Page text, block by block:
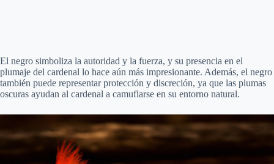
El negro simboliza la autoridad y la fuerza, y su presencia en el
plumaje del cardenal lo hace aún más impresionante. Además, el negro
también puede representar protección y discreción, ya que las plumas
oscuras ayudan al cardenal a camuflarse en su entorno natural.